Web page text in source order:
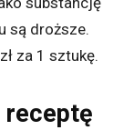
są droższe.
za 1 sztukę.
receptę